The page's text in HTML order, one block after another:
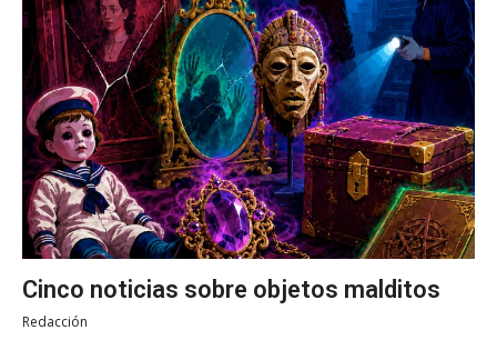
Cinco noticias sobre objetos malditos
Redacción